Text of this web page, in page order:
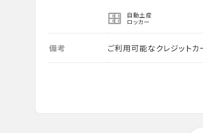
自動土産
ロッカー
備考 ご利用可能なクレジット